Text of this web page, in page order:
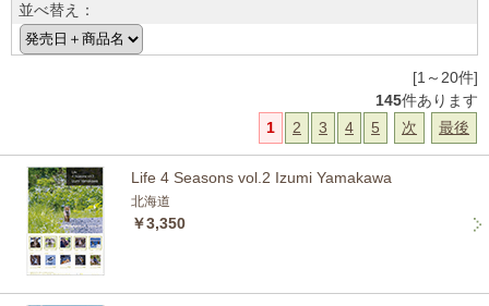
並べ替え：
[1～20件]
145件あります
1
2 3 4 5 次 最後
Life 4 Seasons vol.2 Izumi Yamakawa
北海道
￥3,350